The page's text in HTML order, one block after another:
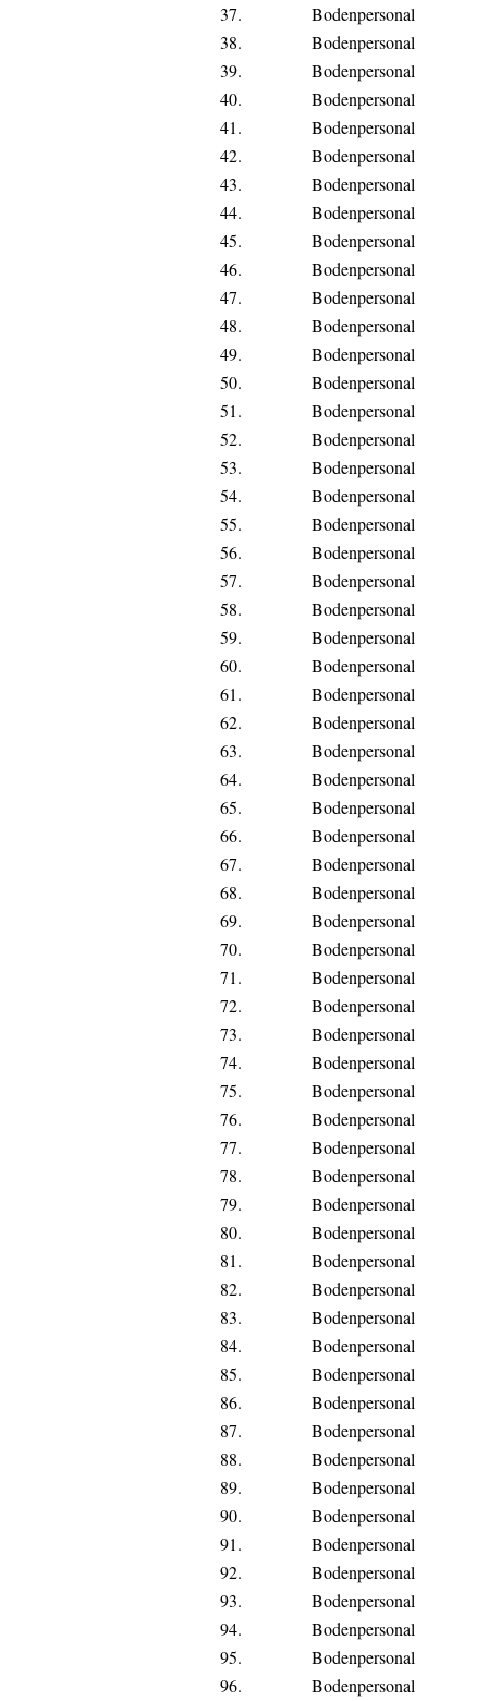
37.
Bodenpersonal
38.
Bodenpersonal
39.
Bodenpersonal
40.
Bodenpersonal
41.
Bodenpersonal
42.
Bodenpersonal
43.
Bodenpersonal
44.
Bodenpersonal
45.
Bodenpersonal
46.
Bodenpersonal
47.
Bodenpersonal
48.
Bodenpersonal
49.
Bodenpersonal
50.
Bodenpersonal
51.
Bodenpersonal
52.
Bodenpersonal
53.
Bodenpersonal
54.
Bodenpersonal
55.
Bodenpersonal
56.
Bodenpersonal
57.
Bodenpersonal
58.
Bodenpersonal
59.
Bodenpersonal
60.
Bodenpersonal
61.
Bodenpersonal
62.
Bodenpersonal
63.
Bodenpersonal
64.
Bodenpersonal
65.
Bodenpersonal
66.
Bodenpersonal
67.
Bodenpersonal
68.
Bodenpersonal
69.
Bodenpersonal
70.
Bodenpersonal
71.
Bodenpersonal
72.
Bodenpersonal
73.
Bodenpersonal
74.
Bodenpersonal
75.
Bodenpersonal
76.
Bodenpersonal
77.
Bodenpersonal
78.
Bodenpersonal
79.
Bodenpersonal
80.
Bodenpersonal
81.
Bodenpersonal
82.
Bodenpersonal
83.
Bodenpersonal
84.
Bodenpersonal
85.
Bodenpersonal
86.
Bodenpersonal
87.
Bodenpersonal
88.
Bodenpersonal
89.
Bodenpersonal
90.
Bodenpersonal
91.
Bodenpersonal
92.
Bodenpersonal
93.
Bodenpersonal
94.
Bodenpersonal
95.
Bodenpersonal
96.
Bodenpersonal